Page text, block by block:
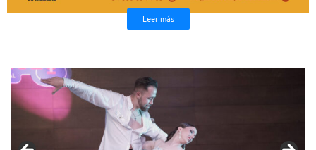
Leer más